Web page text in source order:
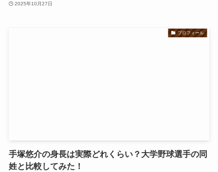
2025年10月27日
プロフィール
手塚悠介の身長は実際どれくらい？大学野球選手の同
姓と比較してみた！